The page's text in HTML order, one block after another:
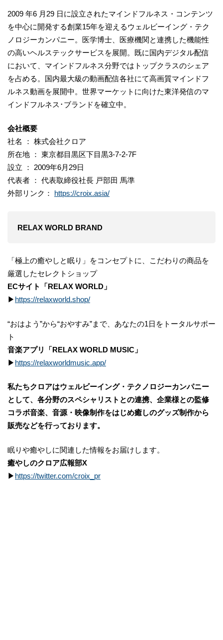
2009 年6 月29 日に設立されたマインドフルネス・コンテンツ
を中心に開発する創業15年を迎えるウェルビーイング・テク
ノロジーカンパニー。医学博士、医療機関と連携した機能性
の高いヘルステックサービスを展開。既に国内デジタル配信
において、マインドフルネス分野ではトップクラスのシェア
を占める。国内最大級の動画配信各社にて高画質マインドフ
ルネス動画を展開中。世界マーケットに向けた東洋発信のマ
インドフルネス･ブランドを確立中。
会社概要
社名 ： 株式会社クロア
所在地 ： 東京都目黒区下目黒3-7-2-7F
設立 ： 2009年6月29日
代表者 ： 代表取締役社長 戸部田 馬準
外部リンク： https://croix.asia/
RELAX WORLD BRAND
「極上の癒やしと眠り」をコンセプトに、こだわりの商品を
厳選したセレクトショップ
ECサイト「RELAX WORLD」
▶ https://relaxworld.shop/
“おはよう”から“おやすみ”まで、あなたの1日をトータルサポー
ト
音楽アプリ「RELAX WORLD MUSIC」
▶ https://relaxworldmusic.app/
私たちクロアはウェルビーイング・テクノロジーカンパニー
として、各分野のスペシャリストとの連携、企業様との監修
コラボ音楽、音源・映像制作をはじめ癒しのグッズ制作から
販売などを行っております。
眠りや癒やしに関連した情報をお届けします。
癒やしのクロア広報部X
▶ https://twitter.com/croix_pr